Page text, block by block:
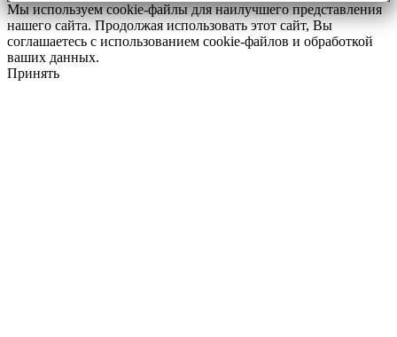
Мы используем cookie-файлы для наилучшего представления
нашего сайта. Продолжая использовать этот сайт, Вы
соглашаетесь с использованием cookie-файлов и обработкой
ваших данных.
Принять